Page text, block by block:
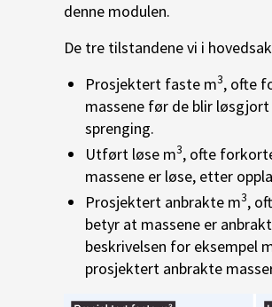
denne modulen.
De tre tilstandene vi i
Prosjektert faste m3, ofte
massene før de blir
sprenging.
Utført løse m3, ofte
massene er løse, etter
Prosjektert anbrakte m3,
betyr at massene er
beskrivelsen for eksempel
prosjektert anbrakte